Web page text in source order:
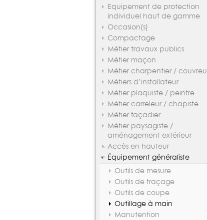
Equipement de protection
individuel haut de gamme
Occasion(s)
Compactage
Métier travaux publics
Métier maçon
Métier charpentier /
Métiers d’installateur
Métier plaquiste / peintre
Métier carreleur / chapiste
Métier façadier
Métier paysagiste /
aménagement extérieur
Accès en hauteur
Équipement généraliste
Outils de mesure
Outils de traçage
Outils de coupe
Outillage à main
Manutention